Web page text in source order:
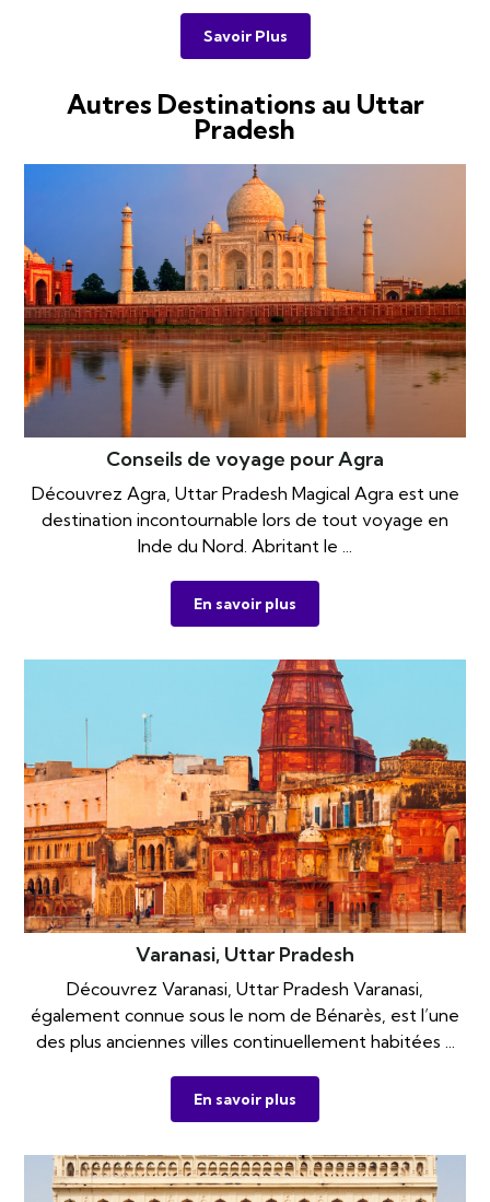
Savoir Plus
Autres Destinations au Uttar
Pradesh
Conseils de voyage pour Agra
Découvrez Agra, Uttar Pradesh Magical Agra est une
destination incontournable lors de tout voyage en
Inde du Nord. Abritant le ...
En savoir plus
Varanasi, Uttar Pradesh
Découvrez Varanasi, Uttar Pradesh Varanasi,
également connue sous le nom de Bénarès, est l’une
des plus anciennes villes continuellement habitées ...
En savoir plus